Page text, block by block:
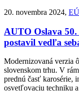
20. novembra 2024, EÚ
AUTO Oslava
postavil vedľa
Modernizovaná verzia
slovenskom trhu. V
prednú časť karosérie,
osvetľovaciu techniku